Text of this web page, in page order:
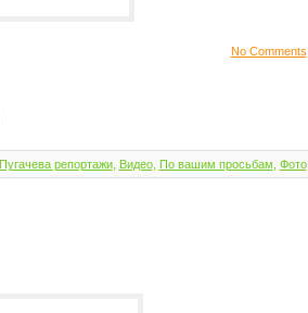
No Comments
репортажи, Видео, По вашим просьбам Фото